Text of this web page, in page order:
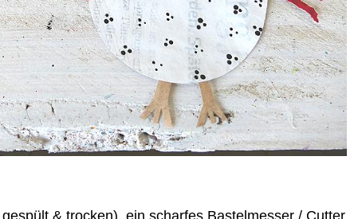
& trocken), ein scharfes Bastelmesser / Cutter,